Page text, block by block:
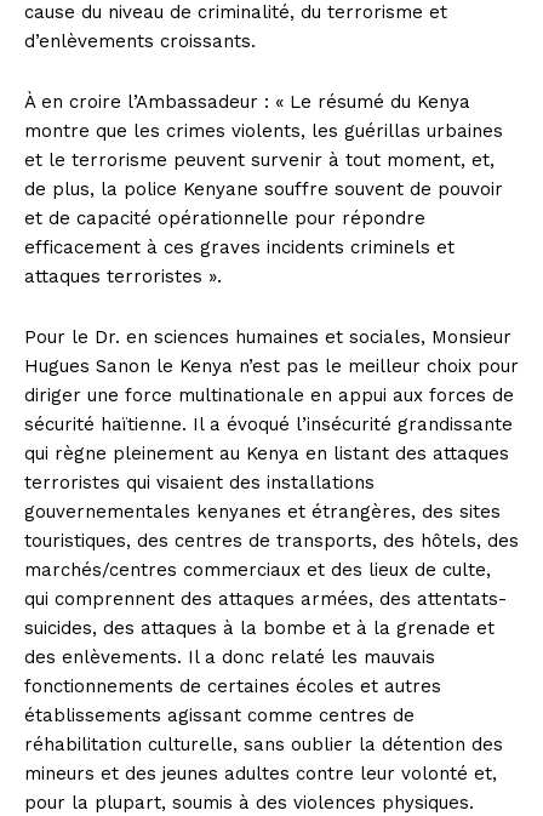
cause du niveau de criminalité, du terrorisme et
d’enlèvements croissants.
À en croire l’Ambassadeur : « Le résumé du Kenya
montre que les crimes violents, les guérillas urbaines
et le terrorisme peuvent survenir à tout moment, et,
de plus, la police Kenyane souffre souvent de pouvoir
et de capacité opérationnelle pour répondre
efficacement à ces graves incidents criminels et
attaques terroristes ».
Pour le Dr. en sciences humaines et sociales, Monsieur
Hugues Sanon le Kenya n’est pas le meilleur choix pour
diriger une force multinationale en appui aux forces de
sécurité haïtienne. Il a évoqué l’insécurité grandissante
qui règne pleinement au Kenya en listant des attaques
terroristes qui visaient des installations
gouvernementales kenyanes et étrangères, des sites
touristiques, des centres de transports, des hôtels, des
marchés/centres commerciaux et des lieux de culte,
qui comprennent des attaques armées, des attentats-
suicides, des attaques à la bombe et à la grenade et
des enlèvements. Il a donc relaté les mauvais
fonctionnements de certaines écoles et autres
établissements agissant comme centres de
réhabilitation culturelle, sans oublier la détention des
mineurs et des jeunes adultes contre leur volonté et,
pour la plupart, soumis à des violences physiques.